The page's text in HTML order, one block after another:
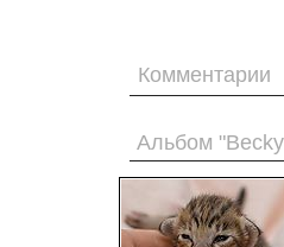
Комментарии
Альбом